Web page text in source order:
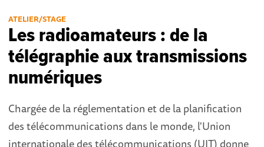
ATELIER/STAGE
Les radioamateurs : de la
télégraphie aux transmissions
numériques
Chargée de la réglementation et de la planification
des télécommunications dans le monde, l'Union
internationale des télécommunications (UIT) donne